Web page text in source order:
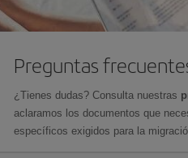
Preguntas
¿Tienes dudas? Consulta nuestras
aclaramos los documentos que
específicos exigidos para la